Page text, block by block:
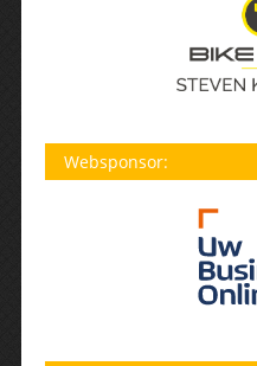
Websponsor: